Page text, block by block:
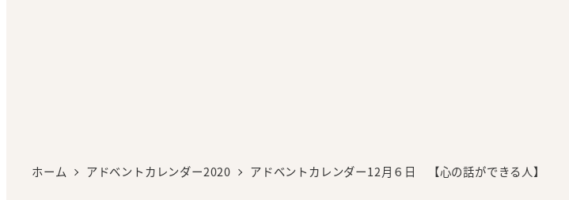
ホーム アドベントカレンダー2020 アドベントカレンダー12月６日 【心の話ができる人】